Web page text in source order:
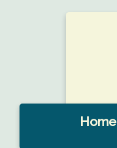
Home